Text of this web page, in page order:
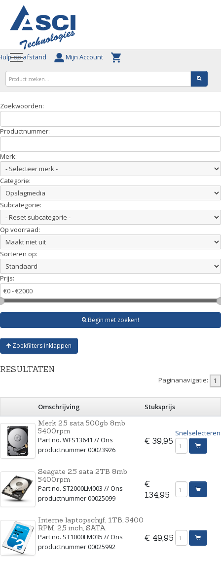
op afstand Mijn Account
Zoekwoorden:
Productnummer:
Merk:
Categorie:
Subcategorie:
Op voorraad:
Sorteren op:
Prijs:
Begin met zoeken!
Zoekfilters inklappen
RESULTATEN
Paginanavigatie:
Omschrijving
Stuksprijs
Merk 2.5 sata 500gb 8mb
5400rpm
Part no. WFS13641 // Ons
productnummer 00023926
€ 39,95
Snelselecteren
Seagate 2.5 sata 2TB 8mb
5400rpm
Part no. ST2000LM003 // Ons
productnummer 00025099
€
134,95
Interne laptopschijf, 1TB, 5400
RPM, 2,5 inch, SATA
Part no. ST1000LM035 // Ons
productnummer 00025992
€ 49,95